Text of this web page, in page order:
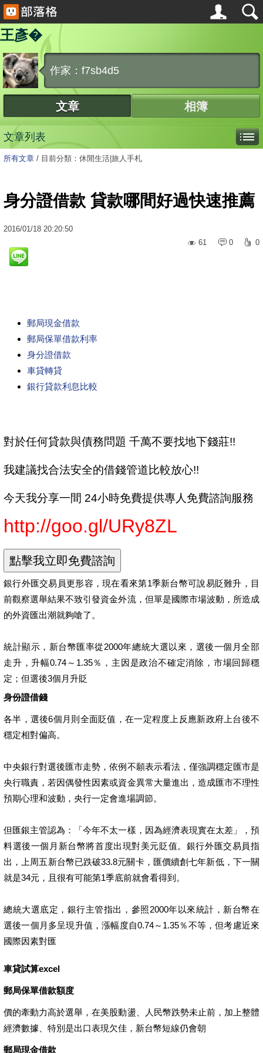
王彥�
作家：f7sb4d5
文章 相簿
文章列表
所有文章 / 目前分類：休閒生活|旅人手札
身分證借款 貸款哪間好過快速推薦
2016/01/18 20:20:50
61
0 0
郵局現金借款
郵局保單借款利率
身分證借款
車貸轉貸
銀行貸款利息比較
對於任何貸款與債務問題 千萬不要找地下錢莊!!
我建議找合法安全的借錢管道比較放心!!
今天我分享一間 24小時免費提供專人免費諮詢服務
http://goo.gl/URy8ZL
銀行外匯交易員更形容，現在看來第1季新台幣可說易貶難升，目
前觀察選舉結果不致引發資金外流，但單是國際市場波動，所造成
的外資匯出潮就夠嗆了。
統計顯示，新台幣匯率從2000年總統大選以來，選後一個月全部
走升，升幅0.74～1.35％，主因是政治不確定消除，市場回歸穩
定；但選後3個月升貶
身份證借錢
各半，選後6個月則全面貶值，在一定程度上反應新政府上台後不
穩定相對偏高。
中央銀行對選後匯市走勢，依例不願表示看法，僅強調穩定匯市是
央行職責，若因偶發性因素或資金異常大量進出，造成匯市不理性
預期心理和波動，央行一定會進場調節。
但匯銀主管認為：「今年不太一樣，因為經濟表現實在太差」，預
料選後一個月新台幣將首度出現對美元貶值。銀行外匯交易員指
出，上周五新台幣已跌破33.8元關卡，匯價續創七年新低，下一關
就是34元，且很有可能第1季底前就會看得到。
總統大選底定，銀行主管指出，參照2000年以來統計，新台幣在
選後一個月多呈現升值，漲幅度自0.74～1.35％不等，但考慮近來
國際因素對匯
車貸試算excel
郵局保單借款額度
價的牽動力高於選舉，在美股動盪、人民幣跌勢未止前，加上整體
經濟數據、特別是出口表現欠佳，新台幣短線仍會朝
郵局現金借款